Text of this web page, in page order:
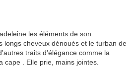
les éléments de son
longs cheveux dénoués et le turban de
traits d'élégance comme la
cape . Elle prie, mains jointes.